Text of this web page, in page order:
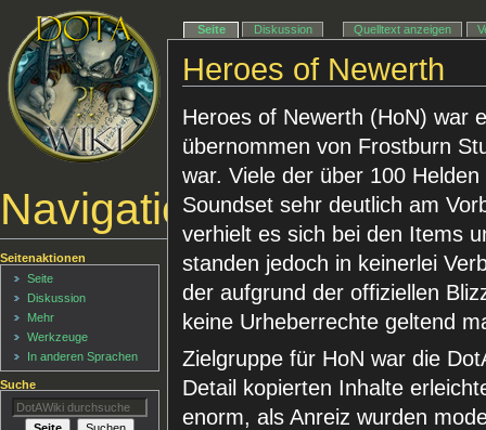
Heroes of Newerth
Heroes of Newerth (HoN) war
übernommen von Frostburn
war. Viele der über 100
Soundset sehr deutlich am
verhielt es sich bei den Items
standen jedoch in keinerlei
der aufgrund der offiziellen
keine Urheberrechte geltend
Zielgruppe für HoN war die
Detail kopierten Inhalte
enorm, als Anreiz wurden
Navigationsmenü
Seite Diskussion Quelltext anzeigen
Seitenaktionen
Seite
Diskussion
Mehr
Werkzeuge
In anderen Sprachen
Suche